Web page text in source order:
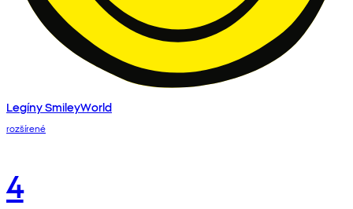
Legíny SmileyWorld
rozšírené
4